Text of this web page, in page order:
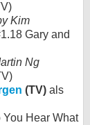
Kim
Gary and
Ng
(TV) als
Hear What